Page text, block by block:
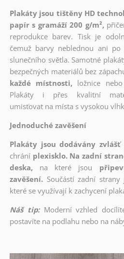
Plakáty jsou tištěny HD
papír s gramáží 200 g/m²,
reprodukce barev. Tisk je
čemuž barvy neblednou ani po
slunečního světla. Samotné
bezpečných materiálů bez
každé místnosti, ložnice nebo
Plakáty i přes kvalitní
umisťovat na místa s vysokou
Jednoduché zavěšení
Plakáty jsou dodávány
chrání plexisklo. Na zadní
deska,
na které jsou
zavěšení. Součástí zadní
které se využívají k zachycení
Náš tip: Moderní vzhled
postavíte na podlahu nebo na